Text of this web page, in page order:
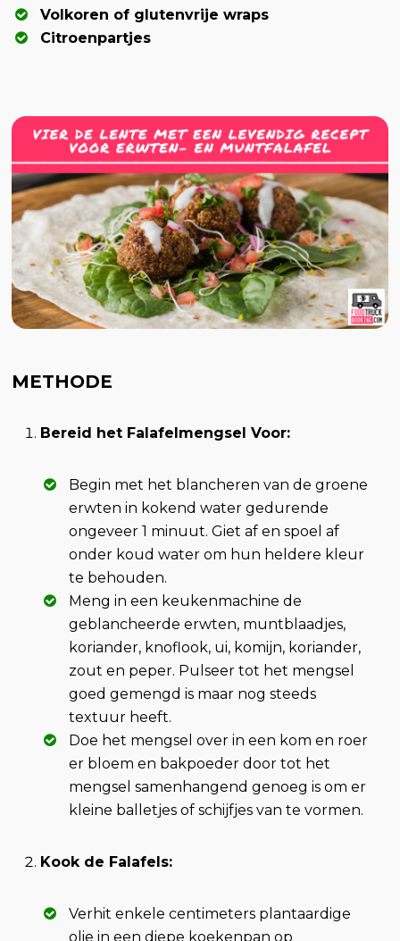
Volkoren of glutenvrije wraps
Citroenpartjes
METHODE
Bereid het Falafelmengsel Voor:
Begin met het blancheren van de groene
erwten in kokend water gedurende
ongeveer 1 minuut. Giet af en spoel af
onder koud water om hun heldere kleur
te behouden.
Meng in een keukenmachine de
geblancheerde erwten, muntblaadjes,
koriander, knoflook, ui, komijn, koriander,
zout en peper. Pulseer tot het mengsel
goed gemengd is maar nog steeds
textuur heeft.
Doe het mengsel over in een kom en roer
er bloem en bakpoeder door tot het
mengsel samenhangend genoeg is om er
kleine balletjes of schijfjes van te vormen.
Kook de Falafels:
Verhit enkele centimeters plantaardige
olie in een diepe koekenpan op